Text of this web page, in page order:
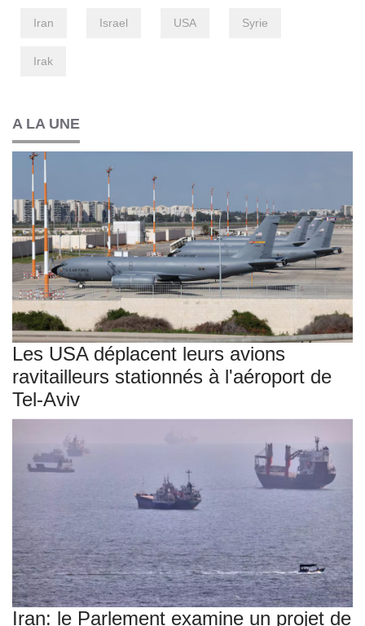
Iran Israel USA Syrie
Irak
A LA UNE
Les USA déplacent leurs avions
ravitailleurs stationnés à l'aéroport de
Tel-Aviv
Iran: le Parlement examine un projet de